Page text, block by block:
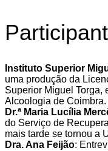
Instituto Superior
uma produção da
Superior Miguel Torga,
Alcoologia de Coimbra.
Dr.ª Maria Lucília
do Serviço de
mais tarde se tornou a
Dra. Ana Feijão: